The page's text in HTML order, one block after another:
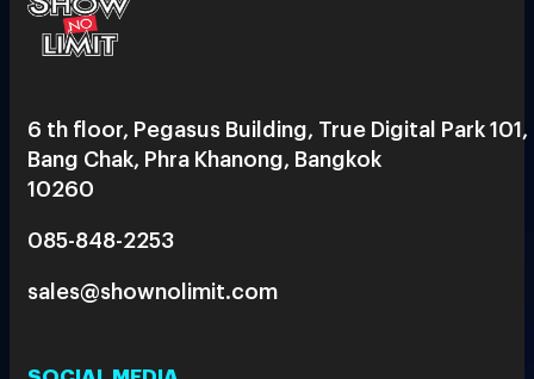
6 th floor, Pegasus Building, True Digital Park 101,
Bang Chak, Phra Khanong, Bangkok
10260
085-848-2253
sales@shownolimit.com